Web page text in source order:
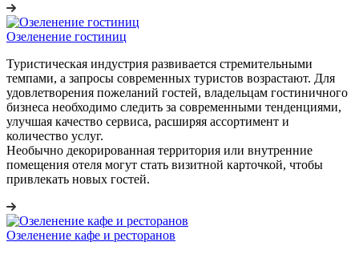
Озеленение гостиниц
Туристическая индустрия развивается стремительными
темпами, а запросы современных туристов возрастают. Для
удовлетворения пожеланий гостей, владельцам гостиничного
бизнеса необходимо следить за современными тенденциями,
улучшая качество сервиса, расширяя ассортимент и
количество услуг.
Необычно декорированная территория или внутренние
помещения отеля могут стать визитной карточкой, чтобы
привлекать новых гостей.
Озеленение кафе и ресторанов